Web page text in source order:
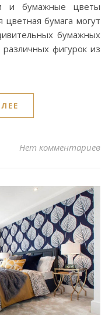
и бумажные цветы
бумага могут
бумажных
фигурок из
Нет комментариев